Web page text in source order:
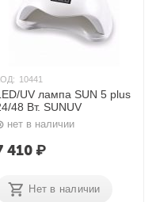
10441
UV лампа SUN 5 plus
48 Вт. SUNUV
нет в наличии
410₽
Нет в наличии